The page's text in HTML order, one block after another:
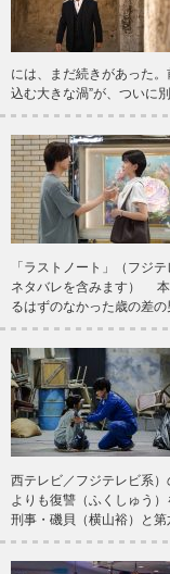
には、まだ続きがあった
込む大きな渦”が、ついに
「ラストノート」（フジ
ネタバレを含みます） 本
るはずのなかった歳の差
西テレビ／フジテレビ系
よりも復讐（ふくしゅう
刑事・磯貝（横山裕）と